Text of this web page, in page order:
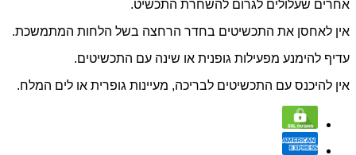
אחרים שעלולים לגרום להשחרת התכשיט.
אין לאחסן את התכשיטים בחדר הרחצה בשל הלחות המתמשכת.
עדיף להימנע מפעילות גופנית או שינה עם התכשיטים.
אין להיכנס עם התכשיטים לבריכה, מעיינות גופרית או לים המלח.